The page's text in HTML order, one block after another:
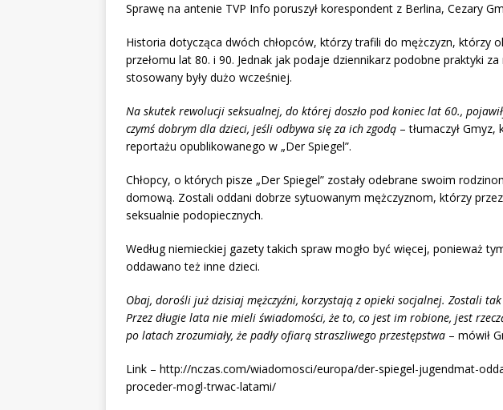
Sprawę na antenie TVP Info poruszył korespondent z Berlina, Cezary
Historia dotycząca dwóch chłopców, którzy trafili do mężczyzn, którzy
przełomu lat 80. i 90. Jednak jak podaje dziennikarz podobne praktyki
stosowany były dużo wcześniej.
Na skutek rewolucji seksualnej, do której doszło pod koniec lat 60.,
czymś dobrym dla dzieci, jeśli odbywa się za ich zgodą – tłumaczył
reportażu opublikowanego w „Der Spiegel”.
Chłopcy, o których pisze „Der Spiegel” zostały odebrane swoim
domową. Zostali oddani dobrze sytuowanym mężczyznom, którzy
seksualnie podopiecznych.
Według niemieckiej gazety takich spraw mogło być więcej, ponieważ
oddawano też inne dzieci.
Obaj, dorośli już dzisiaj mężczyźni, korzystają z opieki socjalnej. Zostali
Przez długie lata nie mieli świadomości, że to, co jest im robione, jest
po latach zrozumiały, że padły ofiarą straszliwego przestępstwa – mówił
Link – http://nczas.com/wiadomosci/europa/der-spiegel-jugendmat-
proceder-mogl-trwac-latami/